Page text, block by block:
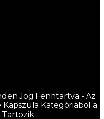
Jog Fenntartva - Az
Kapszula Kategóriából a